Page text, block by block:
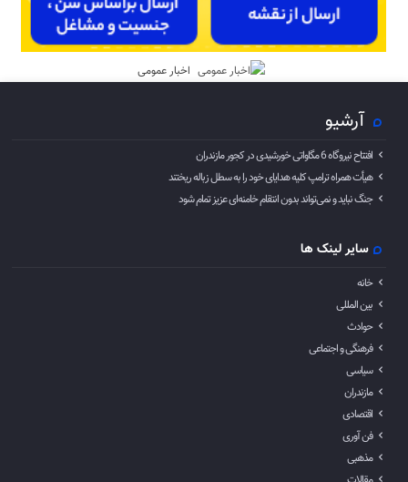
اخبار عمومی
آرشیو
افتتاح نیروگاه 6 مگاواتی خورشیدی در کجور مازندران
هیأت همراه ترامپ کلیه هدایای خود را به سطل زباله ریختند
جنگ نباید و نمی‌تواند بدون انتقام خامنه‌ای عزیز تمام شود
سایر لینک ها
خانه
بین المللی
حوادث
فرهنگی و اجتماعی
سیاسی
مازندران
اقتصادی
فن آوری
مذهبی